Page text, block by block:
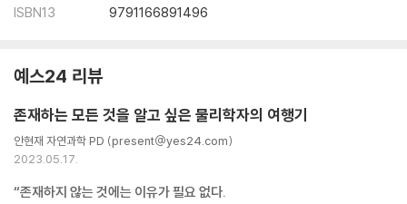
ISBN13
9791166891496
예스24 리뷰
존재하는 모든 것을 알고 싶은 물리학자의 여행기
안현재 자연과학 PD (present@yes24.com)
2023.05.17.
“존재하지 않는 것에는 이유가 필요 없다.